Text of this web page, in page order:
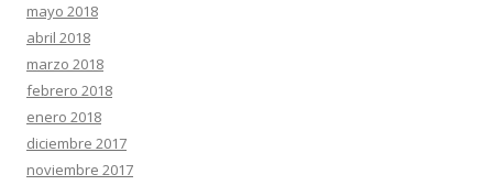
mayo 2018
abril 2018
marzo 2018
febrero 2018
enero 2018
diciembre 2017
noviembre 2017